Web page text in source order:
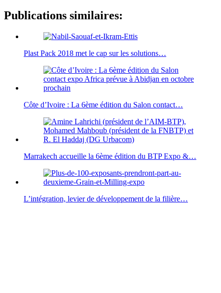
Publications similaires:
Plast Pack 2018 met le cap sur les solutions…
Côte d’Ivoire : La 6ème édition du Salon contact…
Marrakech accueille la 6ème édition du BTP Expo &…
L’intégration, levier de développement de la filière…